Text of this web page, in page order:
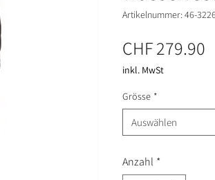
Artikelnummer: 46-
CHF 279.90
inkl. MwSt
Grösse *
Auswählen
Anzahl *